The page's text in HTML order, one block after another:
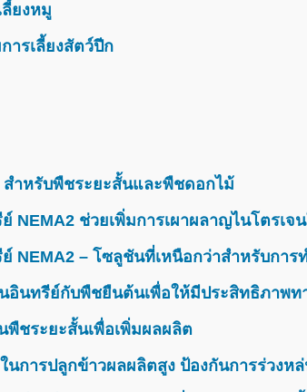
ยงหมู
ารเลี้ยงสัตว์ปีก
สำหรับพืชระยะสั้นและพืชดอกไม้
ช่วยเพิ่มการเผาผลาญไนโตรเ
NEMA2 – โซลูชันที่เหนือกว่าสำหรับกา
อินทรีย์กับพืชยืนต้นเพื่อให้มีประสิทธิภาพท
พืชระยะสั้นเพื่อเพิ่มผลผลิต
นการปลูกข้าวผลผลิตสูง ป้องกันการร่วงห